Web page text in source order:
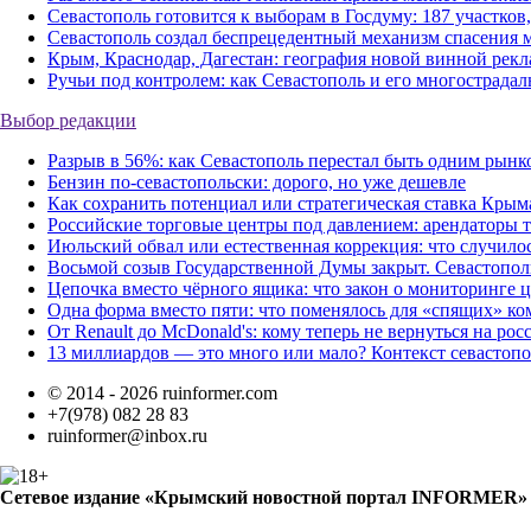
Севастополь готовится к выборам в Госдуму: 187
Севастополь создал беспрецедентный механизм спасения
Крым, Краснодар, Дагестан: география новой винной
Ручьи под контролем: как Севастополь и его
Выбор редакции
Разрыв в 56%: как Севастополь перестал быть одним
Бензин по-севастопольски: дорого, но уже дешевле
Как сохранить потенциал или стратегическая ставка
Российские торговые центры под давлением: арендаторы
Июльский обвал или естественная коррекция: что
Восьмой созыв Государственной Думы закрыт.
Цепочка вместо чёрного ящика: что закон о мониторинге
Одна форма вместо пяти: что поменялось для «спящих»
От Renault до McDonald's: кому теперь не вернуться на
13 миллиардов — это много или мало? Контекст
© 2014 - 2026 ruinformer.com
+7(978) 082 28 83
ruinformer@inbox.ru
Сетевое издание «Крымский новостной портал INFORMER»